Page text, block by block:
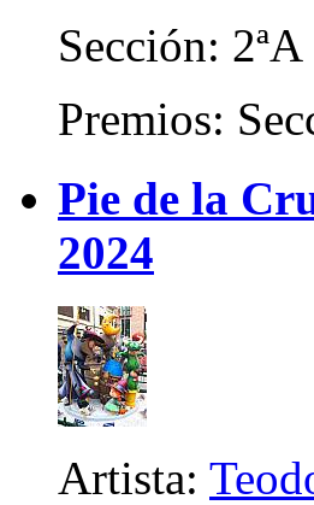
Sección: 2ªA
Premios:
Pie de la
2024
Artista: